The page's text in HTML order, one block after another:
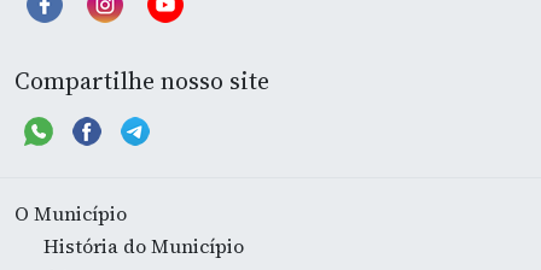
Compartilhe nosso site
O Município
História do Município